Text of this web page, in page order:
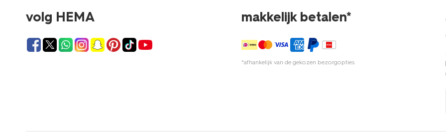
volg HEMA makkelijk betalen*
*afhankelijk van de gekozen bezorgopties